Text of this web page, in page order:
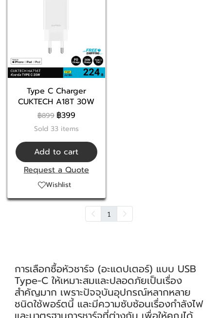
Type C Charger
CUKTECH A18T 30W
฿899 ฿399
Sold 33 items
Add to cart
Request a Quote
Wishlist
1
การเลือกซื้อหัวชาร์จ (อะแดปเตอร์) แบบ USB
Type-C ให้เหมาะสมและปลอดภัยเป็นเรื่อง
สำคัญมาก เพราะปัจจุบันอุปกรณ์หลากหลาย
ชนิดใช้พอร์ตนี้ และมีความซับซ้อนเรื่องกำลังไฟ